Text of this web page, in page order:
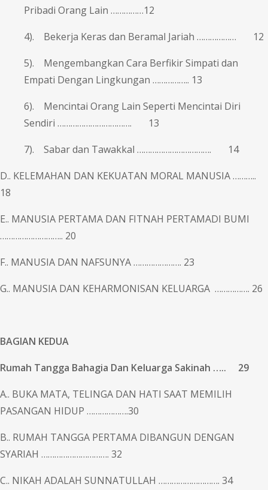
Pribadi Orang Lain ……………12
4). Bekerja Keras dan Beramal Jariah ……………… 12
5). Mengembangkan Cara Berfikir Simpati dan
Empati Dengan Lingkungan …………….. 13
6). Mencintai Orang Lain Seperti Mencintai Diri
Sendiri ……………………………. 13
7). Sabar dan Tawakkal ……………………………. 14
D.. KELEMAHAN DAN KEKUATAN MORAL MANUSIA ………..
18
E.. MANUSIA PERTAMA DAN FITNAH PERTAMADI BUMI
……………………….. 20
F.. MANUSIA DAN NAFSUNYA …………………. 23
G.. MANUSIA DAN KEHARMONISAN KELUARGA ……………. 26
BAGIAN KEDUA
Rumah Tangga Bahagia Dan Keluarga Sakinah ….. 29
A.. BUKA MATA, TELINGA DAN HATI SAAT MEMILIH
PASANGAN HIDUP ……………….30
B.. RUMAH TANGGA PERTAMA DIBANGUN DENGAN
SYARIAH …………………………. 32
C.. NIKAH ADALAH SUNNATULLAH ………………………. 34